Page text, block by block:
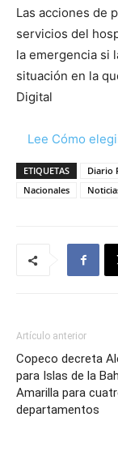
Las acciones de
servicios del
la emergencia si
situación en la
Digital
Lee Cómo
ETIQUETAS Diario
Nacionales
Artículo anterior
Copeco decreta
para Islas de la
Amarilla para
departamentos